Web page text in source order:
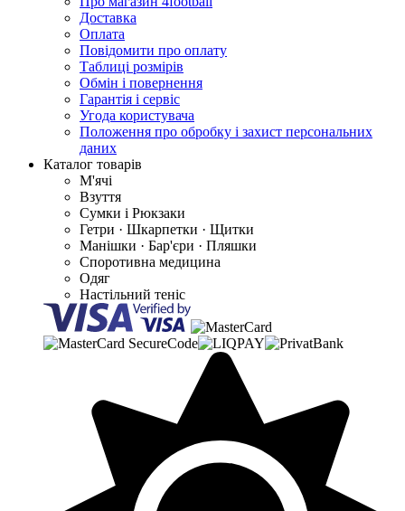
Доставка
Оплата
Повідомити про оплату
Таблиці розмірів
Обмін і повернення
Гарантія і сервіс
Угода користувача
Положення про обробку і захист персональних
даних
Каталог товарів
М'ячі
Взуття
Сумки і Рюкзаки
Гетри · Шкарпетки · Щитки
Манішки · Бар'єри · Пляшки
Споротивна медицина
Одяг
Настільний теніс